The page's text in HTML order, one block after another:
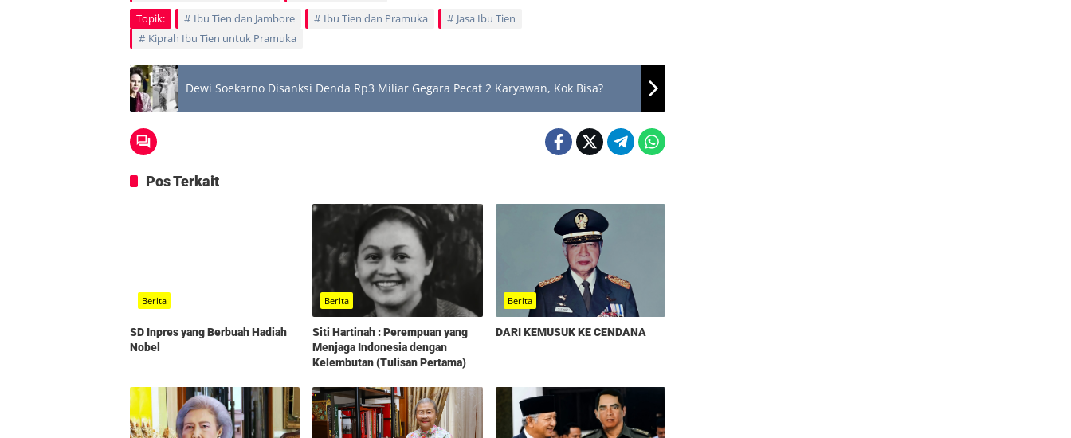
Topik:
Ibu Tien dan Jambore Ibu Tien dan Pramuka
Jasa Ibu Tien
Kiprah Ibu Tien untuk Pramuka
Dewi Soekarno Disanksi Denda Rp3 Miliar Gegara Pecat 2 Karyawan, Kok Bisa?
Pos Terkait
Berita
SD Inpres yang Berbuah Hadiah
Nobel
Berita
Siti Hartinah : Perempuan yang
Menjaga Indonesia dengan
Kelembutan (Tulisan Pertama)
Berita
DARI KEMUSUK KE CENDANA